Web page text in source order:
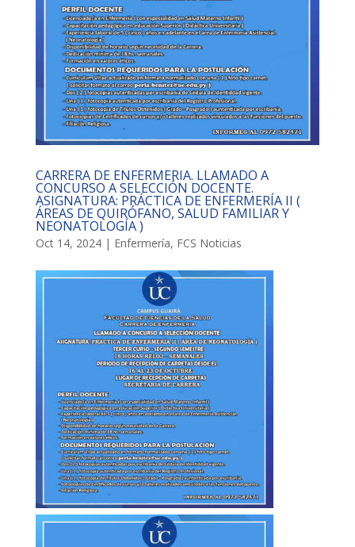
CARRERA DE ENFERMERIA. LLAMADO A
CONCURSO A SELECCIÓN DOCENTE.
ASIGNATURA: PRÁCTICA DE ENFERMERÍA II (
ÁREAS DE QUIRÓFANO, SALUD FAMILIAR Y
NEONATOLOGÍA )
Oct 14, 2024| Enfermería, FCS Noticias